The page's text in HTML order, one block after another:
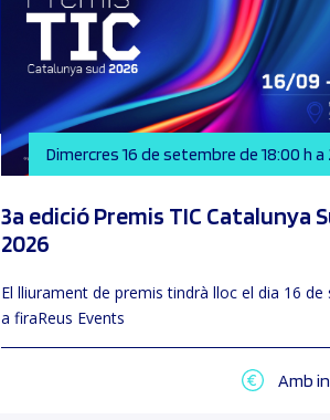
Dimercres 16 de setembre de 18:00 h a
3a edició Premis TIC Catalunya
2026
El lliurament de premis tindrà lloc el dia 16 de
a firaReus Events
Amb